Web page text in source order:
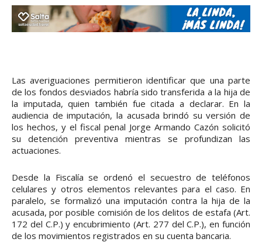
Las averiguaciones permitieron identificar que una parte
de los fondos desviados habría sido transferida a la hija de
la imputada, quien también fue citada a declarar. En la
audiencia de imputación, la acusada brindó su versión de
los hechos, y el fiscal penal Jorge Armando Cazón solicitó
su detención preventiva mientras se profundizan las
actuaciones.
Desde la Fiscalía se ordenó el secuestro de teléfonos
celulares y otros elementos relevantes para el caso. En
paralelo, se formalizó una imputación contra la hija de la
acusada, por posible comisión de los delitos de estafa (Art.
172 del C.P.) y encubrimiento (Art. 277 del C.P.), en función
de los movimientos registrados en su cuenta bancaria.